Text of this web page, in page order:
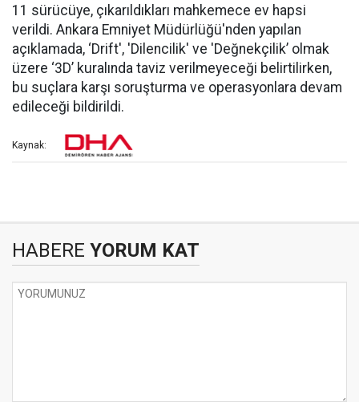
11 sürücüye, çıkarıldıkları mahkemece ev hapsi
verildi. Ankara Emniyet Müdürlüğü'nden yapılan
açıklamada, ‘Drift', 'Dilencilik' ve 'Değnekçilik’ olmak
üzere ‘3D’ kuralında taviz verilmeyeceği belirtilirken,
bu suçlara karşı soruşturma ve operasyonlara devam
edileceği bildirildi.
Kaynak:
HABERE YORUM KAT